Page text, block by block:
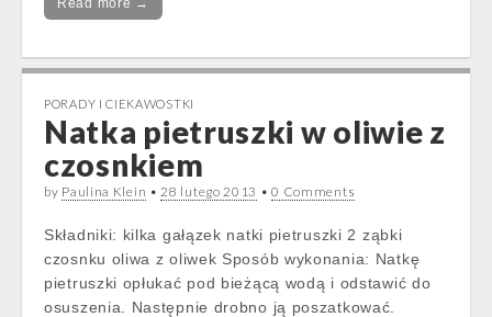
Read more →
PORADY I CIEKAWOSTKI
Natka pietruszki w oliwie z
czosnkiem
by Paulina Klein • 28 lutego 2013 •0 Comments
Składniki: kilka gałązek natki pietruszki 2 ząbki
czosnku oliwa z oliwek Sposób wykonania: Natkę
pietruszki opłukać pod bieżącą wodą i odstawić do
osuszenia. Następnie drobno ją poszatkować.